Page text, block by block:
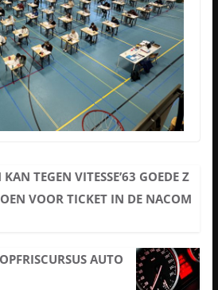
KAN TEGEN VITESSE’63 GOEDE Z
VOOR TICKET IN DE NACOM
AUTO